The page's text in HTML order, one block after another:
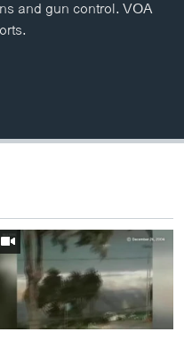
and gun control. VOA